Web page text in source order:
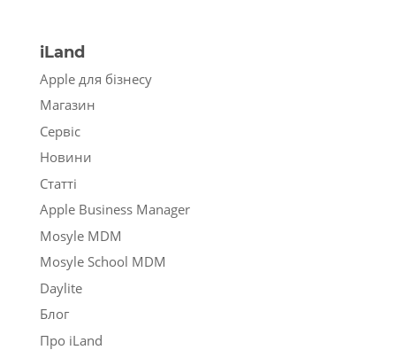
iLand
Apple для бізнесу
Магазин
Сервіс
Новини
Статті
Apple Business Manager
Mosyle MDM
Mosyle School MDM
Daylite
Блог
Про iLand